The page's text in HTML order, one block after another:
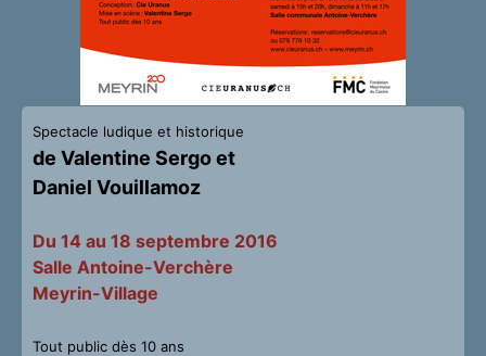
Spectacle ludique et historique
de Valentine Sergo et
Daniel Vouillamoz
Du 14 au 18 septembre 2016
Salle Antoine-Verchère
Meyrin-Village
Tout public dès 10 ans